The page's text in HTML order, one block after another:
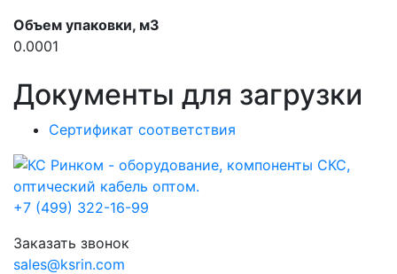
Объем упаковки, м3
0.0001
Документы для загрузки
Сертификат соответствия
+7 (499) 322-16-99
Заказать звонок
sales@ksrin.com